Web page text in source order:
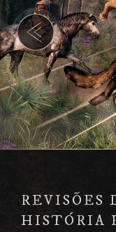
REVISÕES
HISTÓRIA